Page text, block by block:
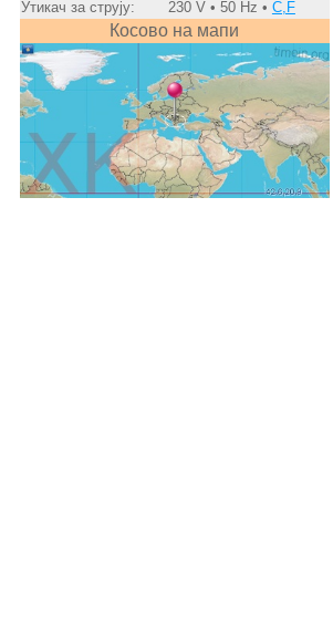
Утикач за струју:
230 V • 50 Hz • C,F
Косово на мапи